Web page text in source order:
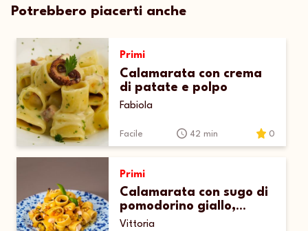
Potrebbero piacerti anche
Primi
Calamarata con crema
di patate e polpo
Fabiola
Facile 42 min 0
Primi
Calamarata con sugo di
pomodorino giallo,
melanzane e pesce
Vittoria